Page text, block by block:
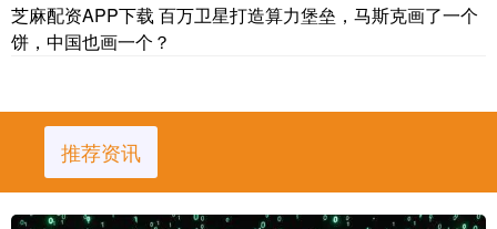
芝麻配资APP下载 百万卫星打造算力堡垒，马斯克画了一个
饼，中国也画一个？
推荐资讯